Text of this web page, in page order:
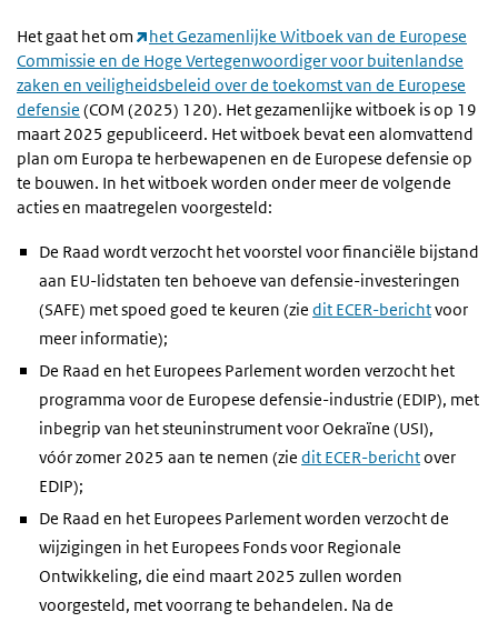
Het gaat het om
het Gezamenlijke Witboek van de Europese
Commissie en de Hoge Vertegenwoordiger voor buitenlandse
zaken en veiligheidsbeleid over de toekomst van de Europese
defensie (COM (2025) 120). Het gezamenlijke witboek is op 19
maart 2025 gepubliceerd. Het witboek bevat een alomvattend
plan om Europa te herbewapenen en de Europese defensie op
te bouwen. In het witboek worden onder meer de volgende
acties en maatregelen voorgesteld:
De Raad wordt verzocht het voorstel voor financiële bijstand
aan EU-lidstaten ten behoeve van defensie-investeringen
(SAFE) met spoed goed te keuren (zie dit ECER-berichtvoor
meer informatie);
De Raad en het Europees Parlement worden verzocht het
programma voor de Europese defensie-industrie (EDIP), met
inbegrip van het steuninstrument voor Oekraïne (USI),
vóór zomer 2025 aan te nemen (zie dit ECER-berichtover
EDIP);
De Raad en het Europees Parlement worden verzocht de
wijzigingen in het Europees Fonds voor Regionale
Ontwikkeling, die eind maart 2025 zullen worden
voorgesteld, met voorrang te behandelen. Na de